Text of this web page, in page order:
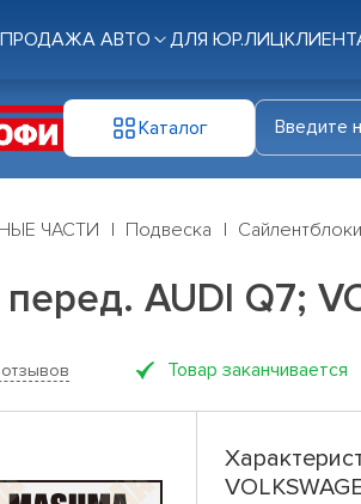
ПРОДАЖА АВТО ДЛЯ ЮР.ЛИЦ
Каталог
ЧАСТИ Подвеска
AUDI Q7;
Товар заканчивается